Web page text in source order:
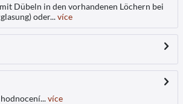
Dübeln in den vorhandenen Löchern bei
oder...více
více